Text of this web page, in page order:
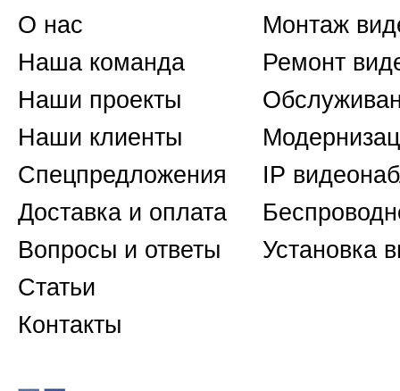
О нас
Наша команда
Наши проекты
Наши клиенты
Спецпредложения
Доставка и оплата
Вопросы и ответы
Статьи
Контакты
Монтаж
Ремонт
IP
Установка